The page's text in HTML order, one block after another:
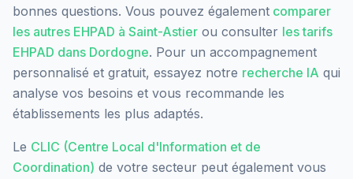
bonnes questions. Vous pouvez également comparer
les autres EHPAD à Saint-Astier ou consulter les tarifs
EHPAD dans Dordogne. Pour un accompagnement
personnalisé et gratuit, essayez notre recherche IA qui
analyse vos besoins et vous recommande les
établissements les plus adaptés.
Le CLIC (Centre Local d'Information et de
Coordination) de votre secteur peut également vous